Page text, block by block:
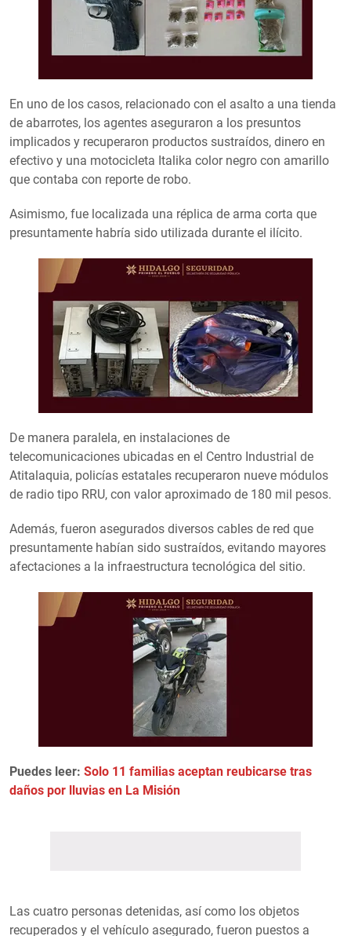
En uno de los casos, relacionado con el asalto a una tienda
de abarrotes, los agentes aseguraron a los presuntos
implicados y recuperaron productos sustraídos, dinero en
efectivo y una motocicleta Italika color negro con amarillo
que contaba con reporte de robo.
Asimismo, fue localizada una réplica de arma corta que
presuntamente habría sido utilizada durante el ilícito.
De manera paralela, en instalaciones de
telecomunicaciones ubicadas en el Centro Industrial de
Atitalaquia, policías estatales recuperaron nueve módulos
de radio tipo RRU, con valor aproximado de 180 mil pesos.
Además, fueron asegurados diversos cables de red que
presuntamente habían sido sustraídos, evitando mayores
afectaciones a la infraestructura tecnológica del sitio.
Puedes leer: Solo 11 familias aceptan reubicarse tras
daños por lluvias en La Misión
Las cuatro personas detenidas, así como los objetos
recuperados y el vehículo asegurado, fueron puestos a